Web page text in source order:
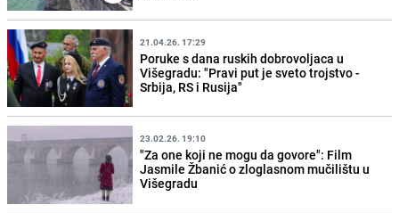
21.04.26. 17:29
Poruke s dana ruskih dobrovoljaca u
Višegradu: "Pravi put je sveto trojstvo -
Srbija, RS i Rusija"
23.02.26. 19:10
"Za one koji ne mogu da govore": Film
Jasmile Žbanić o zloglasnom mučilištu u
Višegradu